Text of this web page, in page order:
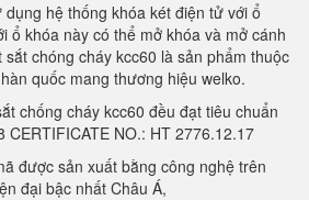
dụng hệ thống khóa két điện tử với ổ
ổ khóa này có thể mở khóa và mở cánh
chóng cháy kcc60 là sản phẩm thuộc
quốc mang thương hiệu welko.
chống cháy kcc60 đều đạt tiêu chuẩn
CERTIFICATE NO.: HT 2776.12.17
được sản xuất bằng công nghệ trên
đại bậc nhất Châu Á,